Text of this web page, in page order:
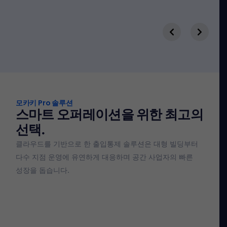
모카키 Pro 솔루션
스마트 오퍼레이션을 위한 최고의
선택.
클라우드를 기반으로 한 출입통제 솔루션은 대형 빌딩부터
다수 지점 운영에 유연하게 대응하며 공간 사업자의 빠른
성장을 돕습니다.